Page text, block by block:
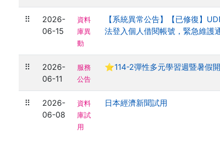
⠿
2026-
06-15
資料
庫異
動
【系統異常公告】【已修復】
法登入個人借閱帳號，緊急維護
⠿
2026-
06-11
服務
公告
⭐114-2彈性多元學習週暨暑假
⠿
2026-
06-08
資料
庫試
用
日本經濟新聞試用